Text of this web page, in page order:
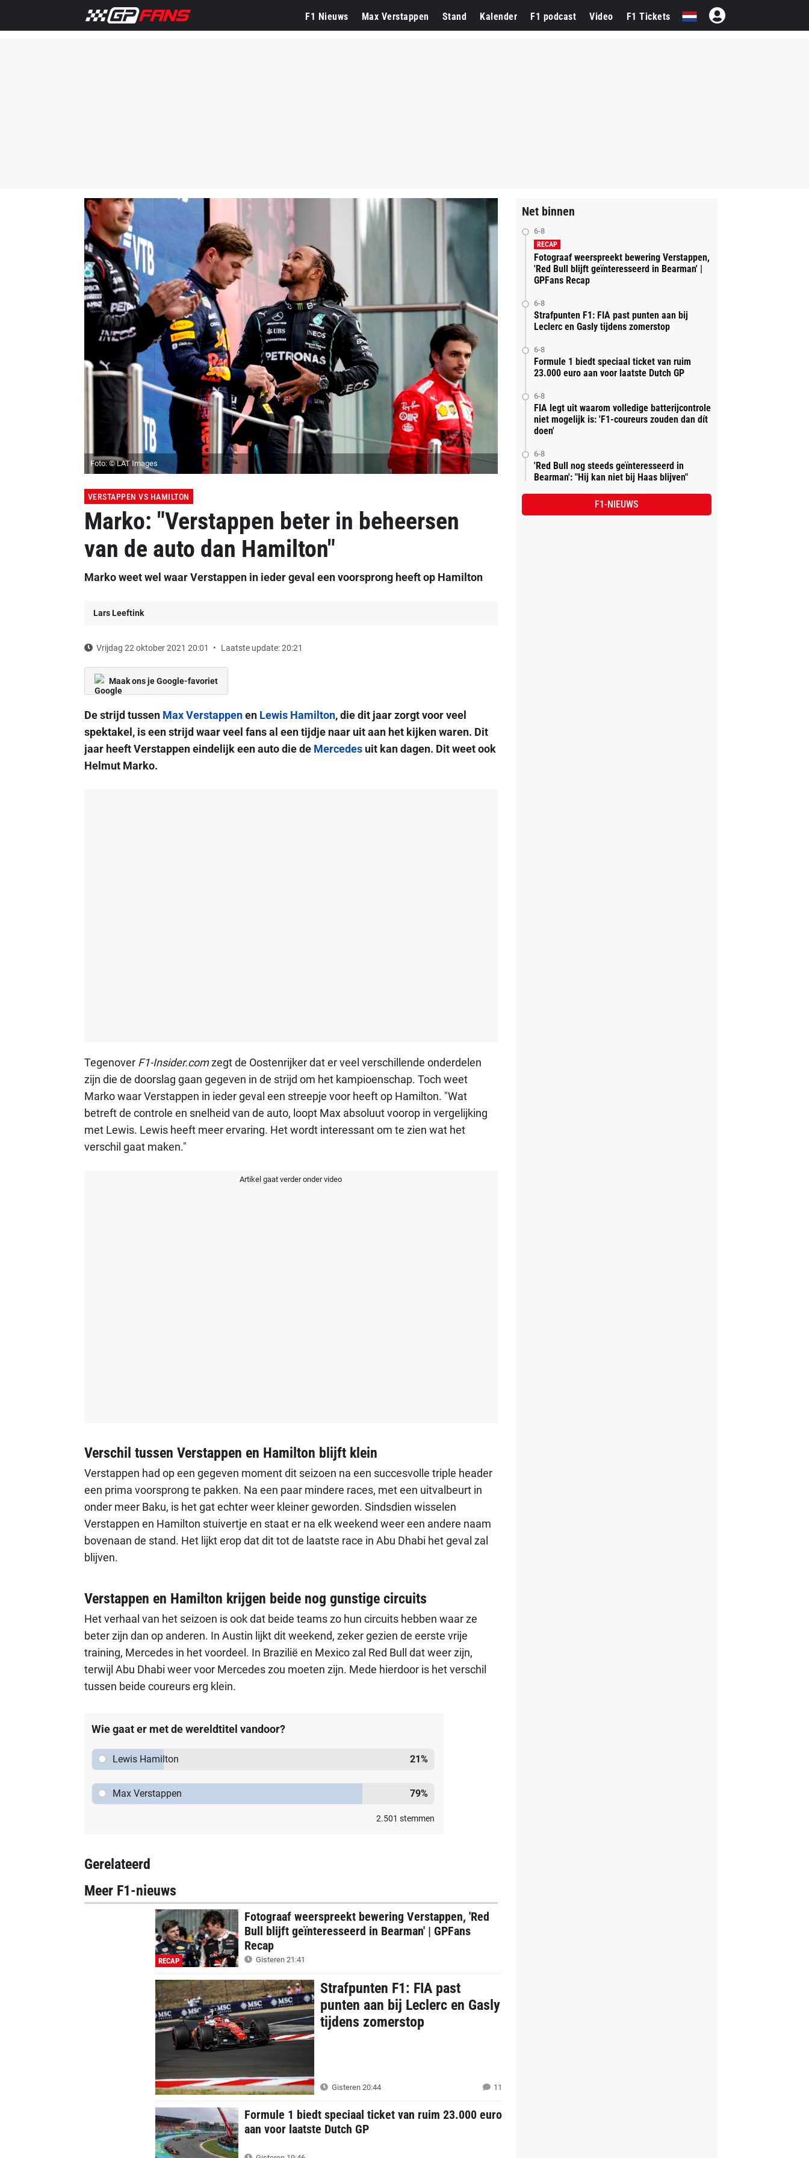
F1 Nieuws Max Verstappen Stand Kalender F1 podcast Video F1 Tickets
Foto: © LAT Images
VERSTAPPEN VS HAMILTON
Marko: "Verstappen beter in beheersen
van de auto dan Hamilton"
Marko weet wel waar Verstappen in ieder geval een voorsprong heeft op Hamilton
Lars Leeftink
Vrijdag 22 oktober 2021 20:01 Laatste update: 20:21
Maak ons je Google-favoriet
De strijd tussen Max Verstappenen Lewis Hamilton, die dit jaar zorgt voor veel
spektakel, is een strijd waar veel fans al een tijdje naar uit aan het kijken waren. Dit
jaar heeft Verstappen eindelijk een auto die de Mercedesuit kan dagen. Dit weet ook
Helmut Marko.
Tegenover F1-Insider.comzegt de Oostenrijker dat er veel verschillende onderdelen
zijn die de doorslag gaan gegeven in de strijd om het kampioenschap. Toch weet
Marko waar Verstappen in ieder geval een streepje voor heeft op Hamilton. "Wat
betreft de controle en snelheid van de auto, loopt Max absoluut voorop in vergelijking
met Lewis. Lewis heeft meer ervaring. Het wordt interessant om te zien wat het
verschil gaat maken."
Artikel gaat verder onder video
Verschil tussen Verstappen en Hamilton blijft klein
Verstappen had op een gegeven moment dit seizoen na een succesvolle triple header
een prima voorsprong te pakken. Na een paar mindere races, met een uitvalbeurt in
onder meer Baku, is het gat echter weer kleiner geworden. Sindsdien wisselen
Verstappen en Hamilton stuivertje en staat er na elk weekend weer een andere naam
bovenaan de stand. Het lijkt erop dat dit tot de laatste race in Abu Dhabi het geval zal
blijven.
Verstappen en Hamilton krijgen beide nog gunstige circuits
Het verhaal van het seizoen is ook dat beide teams zo hun circuits hebben waar ze
beter zijn dan op anderen. In Austin lijkt dit weekend, zeker gezien de eerste vrije
training, Mercedes in het voordeel. In Brazilië en Mexico zal Red Bull dat weer zijn,
terwijl Abu Dhabi weer voor Mercedes zou moeten zijn. Mede hierdoor is het verschil
tussen beide coureurs erg klein.
Wie gaat er met de wereldtitel vandoor?
Lewis Hamilton 21%
Max Verstappen 79%
2.501 stemmen
Gerelateerd
Meer F1-nieuws
RECAP
Fotograaf weerspreekt bewering Verstappen, 'Red
Bull blijft geïnteresseerd in Bearman' | GPFans
Recap
Gisteren 21:41
Strafpunten F1: FIA past
punten aan bij Leclerc en Gasly
tijdens zomerstop
Gisteren 20:44 11
Formule 1 biedt speciaal ticket van ruim 23.000 euro
aan voor laatste Dutch GP
Net binnen
6-8
RECAP
Fotograaf weerspreekt bewering Verstappen,
'Red Bull blijft geïnteresseerd in Bearman' |
GPFans Recap
6-8
Strafpunten F1: FIA past punten aan bij
Leclerc en Gasly tijdens zomerstop
6-8
Formule 1 biedt speciaal ticket van ruim
23.000 euro aan voor laatste Dutch GP
6-8
FIA legt uit waarom volledige batterijcontrole
niet mogelijk is: 'F1-coureurs zouden dan dít
doen'
6-8
'Red Bull nog steeds geïnteresseerd in
Bearman': "Hij kan niet bij Haas blijven"
F1-NIEUWS